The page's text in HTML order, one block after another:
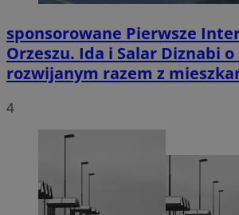
sponsorowane Pierwsze
Orzeszu. Ida i Salar Diznabi
rozwijanym razem z
4